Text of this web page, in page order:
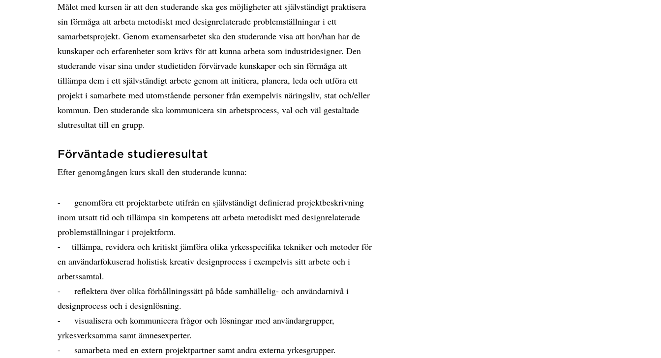
Målet med kursen är att den studerande ska ges möjligheter att självständigt praktisera
sin förmåga att arbeta metodiskt med designrelaterade problemställningar i ett
samarbetsprojekt. Genom examensarbetet ska den studerande visa att hon/han har de
kunskaper och erfarenheter som krävs för att kunna arbeta som industridesigner. Den
studerande visar sina under studietiden förvärvade kunskaper och sin förmåga att
tillämpa dem i ett självständigt arbete genom att initiera, planera, leda och utföra ett
projekt i samarbete med utomstående personer från exempelvis näringsliv, stat och/eller
kommun. Den studerande ska kommunicera sin arbetsprocess, val och väl gestaltade
slutresultat till en grupp.
Förväntade studieresultat
Efter genomgången kurs skall den studerande kunna:
- genomföra ett projektarbete utifrån en självständigt definierad projektbeskrivning
inom utsatt tid och tillämpa sin kompetens att arbeta metodiskt med designrelaterade
problemställningar i projektform.
- tillämpa, revidera och kritiskt jämföra olika yrkesspecifika tekniker och metoder för
en användarfokuserad holistisk kreativ designprocess i exempelvis sitt arbete och i
arbetssamtal.
- reflektera över olika förhållningssätt på både samhällelig- och användarnivå i
designprocess och i designlösning.
- visualisera och kommunicera frågor och lösningar med användargrupper,
yrkesverksamma samt ämnesexperter.
- samarbeta med en extern projektpartner samt andra externa yrkesgrupper.